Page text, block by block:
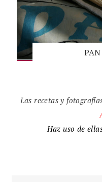
Las recetas y
Haz uso de